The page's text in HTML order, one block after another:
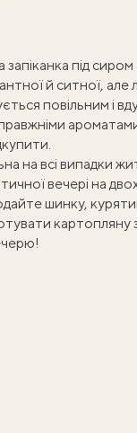
під
й ситної, але
повільним і
на всі випадки
вечері на
шинку,
картопляну